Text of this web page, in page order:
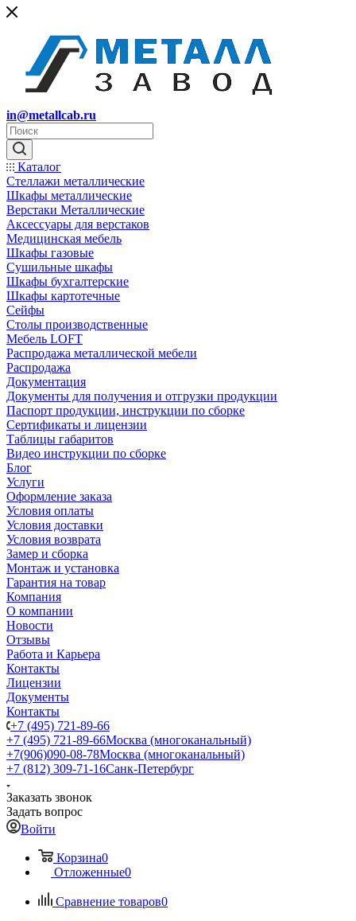
in@metallcab.ru
Каталог
Стеллажи металлические
Шкафы металлические
Верстаки Металлические
Аксессуары для верстаков
Медицинская мебель
Шкафы газовые
Сушильные шкафы
Шкафы бухгалтерские
Шкафы картотечные
Сейфы
Столы производственные
Мебель LOFT
Распродажа металлической мебели
Распродажа
Документация
Документы для получения и отгрузки продукции
Паспорт продукции, инструкции по сборке
Сертификаты и лицензии
Таблицы габаритов
Видео инструкции по сборке
Блог
Услуги
Оформление заказа
Условия оплаты
Условия доставки
Условия возврата
Замер и сборка
Монтаж и установка
Гарантия на товар
Компания
О компании
Новости
Отзывы
Работа и Карьера
Контакты
Лицензии
Документы
Контакты
+7 (495) 721-89-66
+7 (495) 721-89-66Москва (многоканальный)
+7(906)090-08-78Москва (многоканальный)
+7 (812) 309-71-16Санк-Петербург
Заказать звонок
Задать вопрос
Войти
Корзина0
Отложенные0
Сравнение товаров0